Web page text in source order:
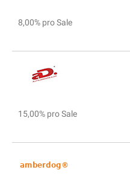
8,00% pro Sale
15,00% pro Sale